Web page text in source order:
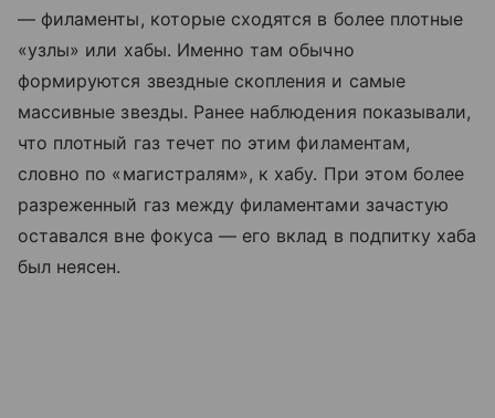
— филаменты, которые сходятся в более плотные
«узлы» или хабы. Именно там обычно
формируются звездные скопления и самые
массивные звезды. Ранее наблюдения показывали,
что плотный газ течет по этим филаментам,
словно по «магистралям», к хабу. При этом более
разреженный газ между филаментами зачастую
оставался вне фокуса — его вклад в подпитку хаба
был неясен.